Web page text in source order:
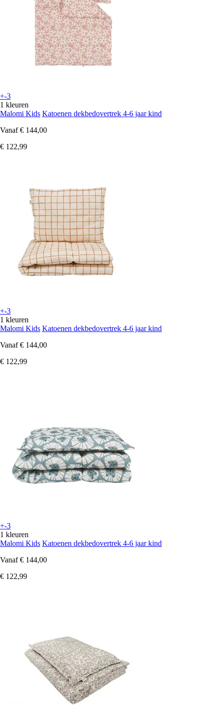
+-3
1 kleuren
Malomi Kids Katoenen dekbedovertrek 4-6 jaar kind
Vanaf € 144,00
€ 122,99
+-3
1 kleuren
Malomi Kids Katoenen dekbedovertrek 4-6 jaar kind
Vanaf € 144,00
€ 122,99
+-3
1 kleuren
Malomi Kids Katoenen dekbedovertrek 4-6 jaar kind
Vanaf € 144,00
€ 122,99